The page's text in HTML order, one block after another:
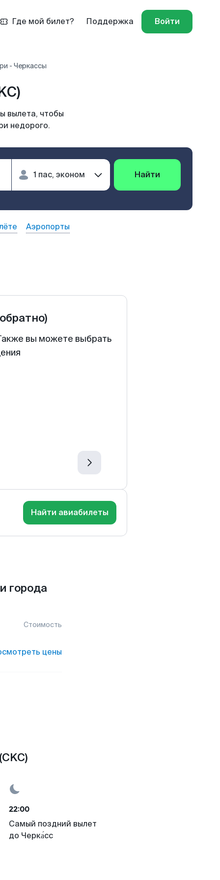
Где мой билет? Поддержка Войти
- Черкассы
вылета, чтобы
недорого.
Найти
Аэропорты
вы можете выбрать
Найти авиабилеты
города
Стоимость
цены
22:00
Самый поздний вылет
до Черка́сс